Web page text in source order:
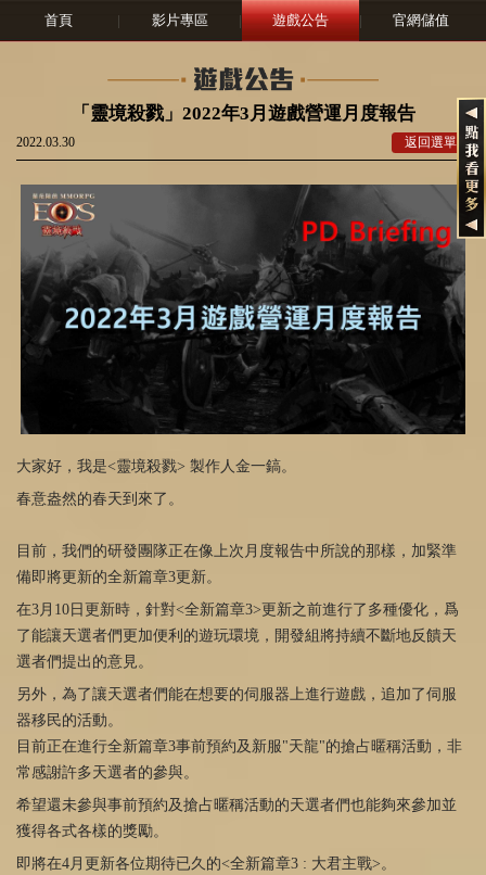
首頁 | 影片專區 | 遊戲公告 | 官網儲值
「靈境殺戮」2022年3月遊戲營運月度報告
2022.03.30 返回選單
大家好，我是<靈境殺戮> 製作人金一鎬。
春意盎然的春天到來了。
目前，我們的研發團隊正在像上次月度報告中所說的那樣，加緊準
備即將更新的全新篇章3更新。
在3月10日更新時，針對<全新篇章3>更新之前進行了多種優化，爲
了能讓天選者們更加便利的遊玩環境，開發組將持續不斷地反饋天
選者們提出的意見。
另外，為了讓天選者們能在想要的伺服器上進行遊戲，追加了伺服
器移民的活動。
目前正在進行全新篇章3事前預約及新服"天龍"的搶占暱稱活動，非
常感謝許多天選者的參與。
希望還未參與事前預約及搶占暱稱活動的天選者們也能夠來參加並
獲得各式各樣的獎勵。
即將在4月更新各位期待已久的<全新篇章3 : 大君主戰>。